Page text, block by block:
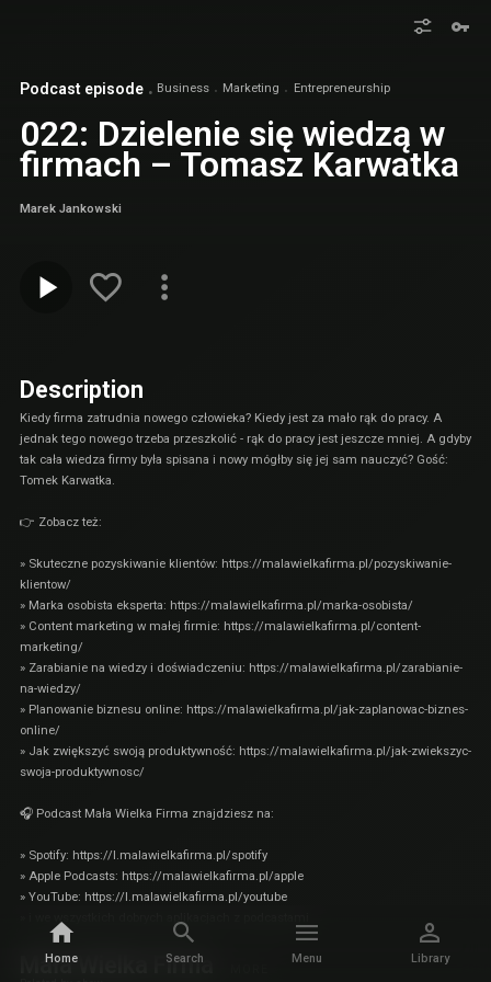
Home Search Menu Library
Podcast episode Business Marketing Entrepreneurship
022: Dzielenie się wiedzą w
firmach – Tomasz Karwatka
Marek Jankowski
Description
Kiedy firma zatrudnia nowego człowieka? Kiedy jest za mało rąk do pracy. A
jednak tego nowego trzeba przeszkolić - rąk do pracy jest jeszcze mniej. A gdyby
tak cała wiedza firmy była spisana i nowy mógłby się jej sam nauczyć? Gość:
Tomek Karwatka.
👉 Zobacz też:
» Skuteczne pozyskiwanie klientów: https://malawielkafirma.pl/pozyskiwanie-
klientow/
» Marka osobista eksperta: https://malawielkafirma.pl/marka-osobista/
» Content marketing w małej firmie: https://malawielkafirma.pl/content-
marketing/
» Zarabianie na wiedzy i doświadczeniu: https://malawielkafirma.pl/zarabianie-
na-wiedzy/
» Planowanie biznesu online: https://malawielkafirma.pl/jak-zaplanowac-biznes-
online/
» Jak zwiększyć swoją produktywność: https://malawielkafirma.pl/jak-zwiekszyc-
swoja-produktywnosc/
🎧 Podcast Mała Wielka Firma znajdziesz na:
» Spotify: https://l.malawielkafirma.pl/spotify
» Apple Podcasts: https://malawielkafirma.pl/apple
» YouTube: https://l.malawielkafirma.pl/youtube
Mała Wielka Firma